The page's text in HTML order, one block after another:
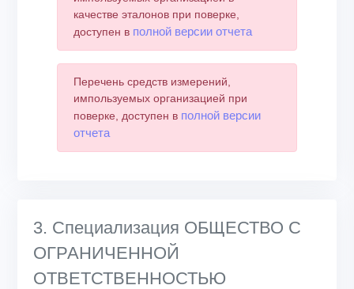
качестве эталонов при поверке,
доступен в полной версии отчета
Перечень средств измерений,
импользуемых организацией при
поверке, доступен в полной версии
отчета
3. Специализация ОБЩЕСТВО С
ОГРАНИЧЕННОЙ
ОТВЕТСТВЕННОСТЬЮ